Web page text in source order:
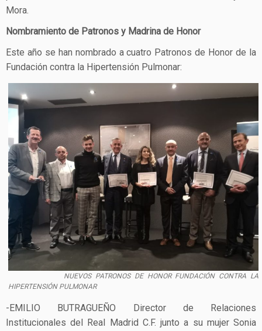
Mora.
Nombramiento de Patronos y Madrina de Honor
Este año se han nombrado a cuatro Patronos de Honor de la
Fundación contra la Hipertensión Pulmonar:
NUEVOS PATRONOS DE HONOR FUNDACIÓN CONTRA LA
HIPERTENSIÓN PULMONAR
-EMILIO BUTRAGUEÑO Director de Relaciones
Institucionales del Real Madrid C.F. junto a su mujer Sonia